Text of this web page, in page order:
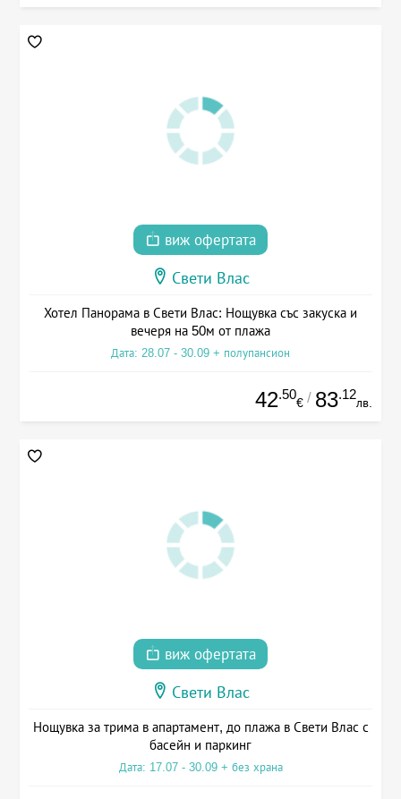
виж офертата
Свети Влас
Хотел Панорама в Свети Влас: Нощувка със закуска и
вечеря на 50м от плажа
Дата: 28.07 - 30.09 + полупансион
42.50
€ / 83.12
лв.
виж офертата
Свети Влас
Нощувка за трима в апартамент, до плажа в Свети Влас с
басейн и паркинг
Дата: 17.07 - 30.09 + без храна